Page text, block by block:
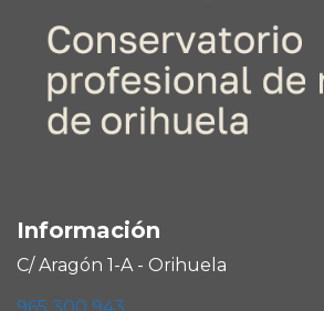
Información
C/ Aragón 1-A - Orihuela
965 300 943